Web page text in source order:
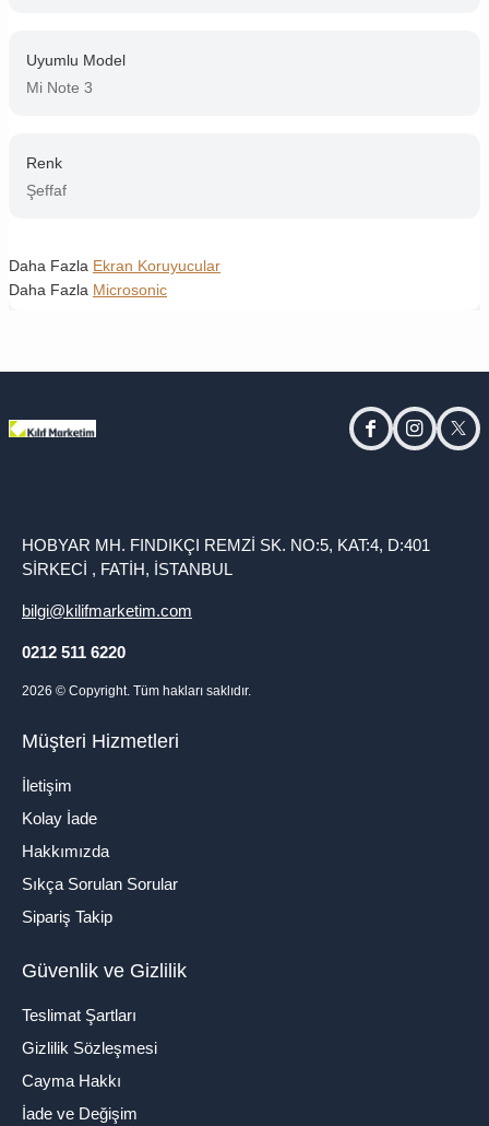
Uyumlu Model
Mi Note 3
Renk
Şeffaf
Daha Fazla Ekran Koruyucular
Daha Fazla Microsonic
facebookinstagram
HOBYAR MH. FINDIKÇI REMZİ SK. NO:5, KAT:4, D:401
SİRKECİ , FATİH, İSTANBUL
bilgi@kilifmarketim.com
0212 511 6220
2026 © Copyright. Tüm hakları saklıdır.
Müşteri Hizmetleri
İletişim
Kolay İade
Hakkımızda
Sıkça Sorulan Sorular
Sipariş Takip
Güvenlik ve Gizlilik
Teslimat Şartları
Gizlilik Sözleşmesi
Cayma Hakkı
İade ve Değişim